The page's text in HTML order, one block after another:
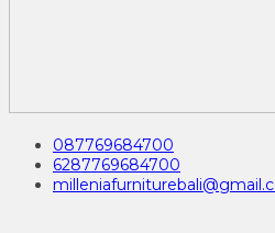
087769684700
6287769684700